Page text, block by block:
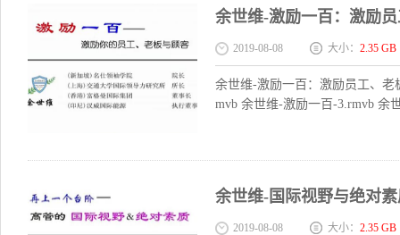
余世维-激励一百：激励
2019-08-08 大小： 2.35 GB
余世维-激励一百：激励员工、
mvb 余世维-激励一百-3.rmvb 余
余世维-国际视野与绝对
2019-08-08 大小： 2.35 GB